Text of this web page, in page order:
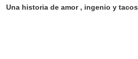
Una historia de amor , ingenio y tacos